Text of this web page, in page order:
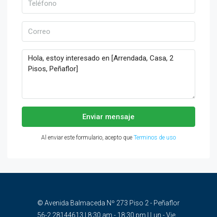
Enviar mensaje
Al enviar este formulario, acepto que Terminos de uso
© Avenida Balmaceda Nº 273 Piso 2 - Peñaflor
56-2 28144613 | 8:30 am - 18:30 pm | Lun - Vie